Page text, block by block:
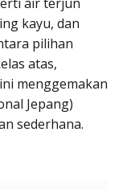
kayu, dan
pilihan
atas,
menggemakan
Jepang)
sederhana.